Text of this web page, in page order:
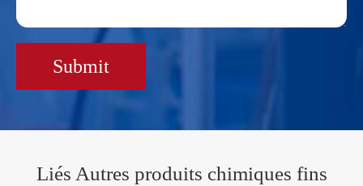
Submit
Liés Autres produits chimiques fins